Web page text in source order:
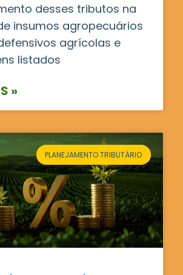
desses tributos na
insumos agropecuários
agrícolas e
listados
»
PLANEJAMENTO TRIBUTÁRIO